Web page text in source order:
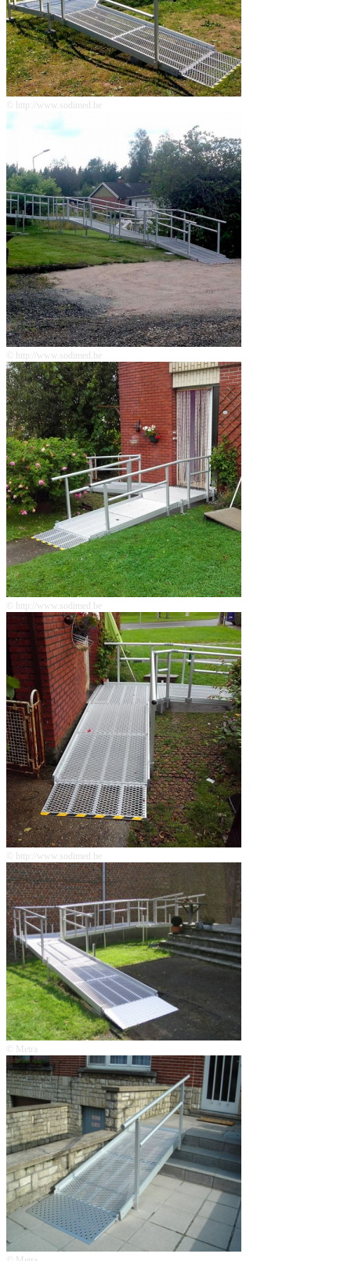
© http://www.sodimed.be
© http://www.sodimed.be
© http://www.sodimed.be
© http://www.sodimed.be
© Metra